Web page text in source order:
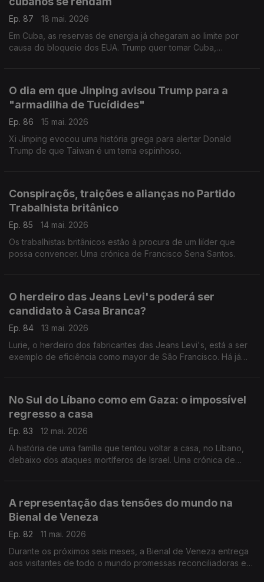
Ep. 87
18 mai. 2026
Em Cuba, as reservas de energia já chegaram ao limite por
causa do bloqueio dos EUA. Trump quer tomar Cuba,
O dia em que Jinping avisou Trump para a
"armadilha de Tucídides"
Ep. 86
15 mai. 2026
Xi Jinping evocou uma história grega para alertar Donald
Trump de que Taiwan é um tema espinhoso.
Conspiraçõs, traições e alianças no Partido
Trabalhista britânico
Ep. 85
14 mai. 2026
Os trabalhistas britânicos estão à procura de um liíder que
possa convencer. Uma crónica de Francisco Sena Santos.
O herdeiro das Jeans Levi's poderá ser
candidato à Casa Branca?
Ep. 84
13 mai. 2026
Lurie, o herdeiro dos fabricantes das Jeans Levi's, está a ser
exemplo de eficiência como mayor de São Francisco. Há já
No Sul do Líbano como em Gaza: o impossível
regresso a casa
Ep. 83
12 mai. 2026
A história de uma família que tentou voltar a casa, no Líbano,
debaixo dos ataques mortíferos de Israel. Uma crónica de
A representação das tensões do mundo na
Bienal de Veneza
Ep. 82
11 mai. 2026
Durante os próximos seis meses, a Bienal de Veneza entrega
aos visitantes de todo o mundo promessas reconciliadoras em